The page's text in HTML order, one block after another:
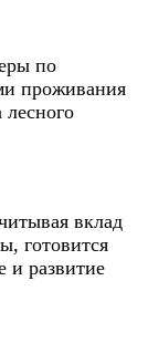
по
проживания
лесного
вклад
готовится
и развитие